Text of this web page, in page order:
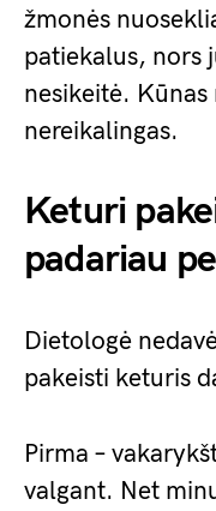
žmonės
patiekalus, nors
nesikeitė.
nereikalingas.
Keturi
padariau
Dietologė
pakeisti keturis
Pirma –
valgant. Net